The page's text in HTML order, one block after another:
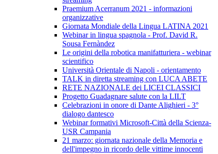
Praemium Acerranum 2021 - informazioni
organizzative
Giornata Mondiale della Lingua LATINA 2021
Webinar in lingua spagnola - Prof. David R.
Sousa Fernàndez
Le origini della robotica manifatturiera - webinar
scientifico
Università Orientale di Napoli - orientamento
TALK in diretta streaming con LUCA ABETE
RETE NAZIONALE dei LICEI CLASSICI
Progetto Guadagnare salute con la LILT
Celebrazioni in onore di Dante Alighieri - 3°
dialogo dantesco
Webinar formativi Microsoft-Città della Scienza-
USR Campania
21 marzo: giornata nazionale della Memoria e
dell'impegno in ricordo delle vittime innocenti